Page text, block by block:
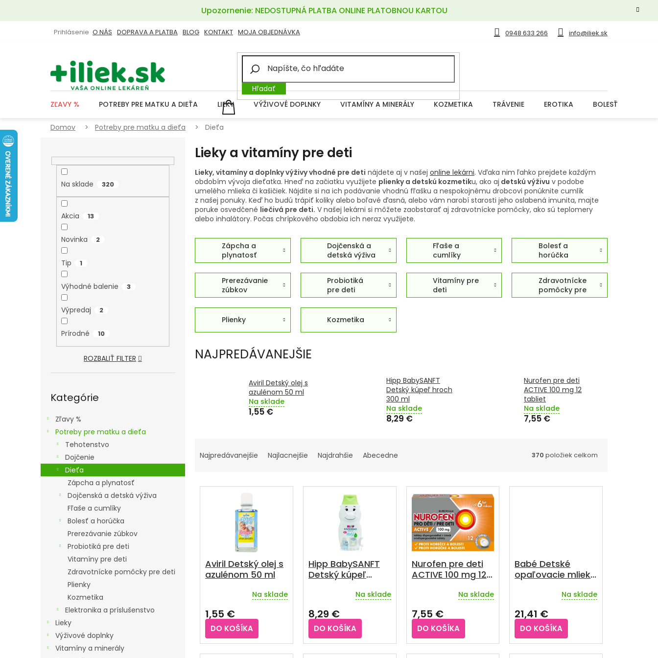
obsah
Upozornenie: NEDOSTUPNÁ PLATBA ONLINE PLATOBNOU KARTOU
0948 633 266 info@iliek.sk
O NÁS DOPRAVA A PLATBA BLOG KONTAKT MOJA OBJEDNÁVKA
Prihlásenie
Hľadať
NÁKUPNÝ
KOŠÍK
ZĽAVY % POTREBY PRE MATKU A DIEŤA LIEKY VÝŽIVOVÉ DOPLNKY VITAMÍNY A MINERÁLY KOZMETIKA TRÁVENIE EROTIKA BOLESŤ
Domov Potreby pre matku a dieťa Dieťa
Na sklade 320
Akcia 13
Novinka 2
Tip 1
Výhodné balenie 3
Výpredaj 2
Prírodné 10
ROZBALIŤ FILTER
kategórie
Kategórie
Zľavy %
Potreby pre matku a dieťa
Tehotenstvo
Dojčenie
Dieťa
Zápcha a plynatosť
Dojčenská a detská výživa
Fľaše a cumlíky
Bolesť a horúčka
Prerezávanie zúbkov
Probiotiká pre deti
Vitamíny pre deti
Zdravotnícke pomôcky pre deti
Plienky
Kozmetika
Elektronika a príslušenstvo
Lieky
Výživové doplnky
Vitamíny a minerály
Lieky a vitamíny pre deti
Lieky, vitamíny a doplnky výživy vhodné pre deti nájdete aj v našej online lekárni. Vďaka nim ľahko prejdete každým
obdobím vývoja dieťatka. Hneď na začiatku využijete plienky a detskú kozmetiku, ako aj detskú výživu v podobe
umelého mlieka či kašičiek. Nájdite si na ich podávanie vhodnú fľašku a nespokojnému drobcovi ponúknite cumlík
z našej ponuky. Keď ho budú trápiť koliky alebo boľavé ďasná, alebo vám narobí starosti jeho oslabená imunita, majte
poruke osvedčené liečivá pre deti. V našej lekárni si môžete zaobstarať aj zdravotnícke pomôcky, ako sú teplomery
alebo inhalátory. Počas chrípkového obdobia ich neraz využijete.
Zápcha a
plynatosť
Dojčenská a
detská výživa
Fľaše a
cumlíky
Bolesť a
horúčka
Prerezávanie
zúbkov
Probiotiká
pre deti
Vitamíny pre
deti
Zdravotnícke
pomôcky pre
deti
Plienky Kozmetika
NAJPREDÁVANEJŠIE
Aviril Detský olej s
azulénom 50 ml
Na sklade
1,55 €
Hipp BabySANFT
Detský kúpeľ hroch
300 ml
Na sklade
8,29 €
Nurofen pre deti
ACTIVE 100 mg 12
tabliet
Na sklade
7,55 €
A
E
V
Najpredávanejšie Najlacnejšie Najdrahšie Abecedne 370 položiek celkom
V
O
Aviril Detský olej s
azulénom 50 ml
produktu
je
4,3
z
5
Na sklade
1,55 €
DO KOŠÍKA
Hipp BabySANFT
Detský kúpeľ
Na sklade
8,29 €
DO KOŠÍKA
Nurofen pre deti
ACTIVE 100 mg 12
produktu
je
5,0
z
5
Na sklade
7,55 €
DO KOŠÍKA
Babé Detské
opaľovacie mlieko
Na sklade
21,41 €
DO KOŠÍKA